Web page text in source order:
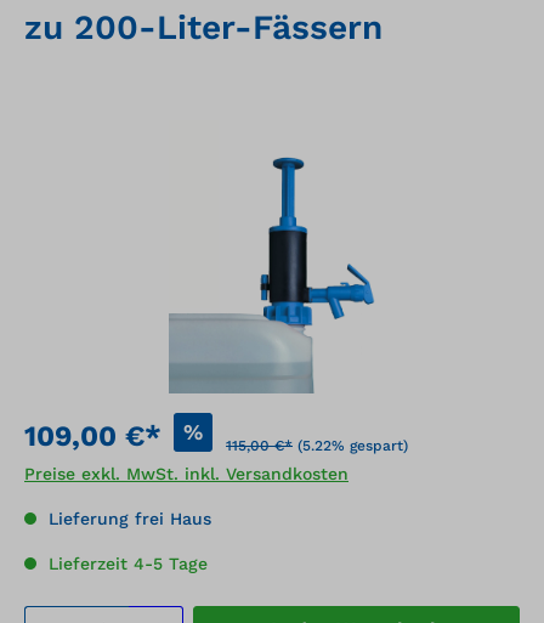
zu 200-Liter-Fässern
109,00 €* %
115,00 €* (5.22% gespart)
Preise exkl. MwSt. inkl. Versandkosten
Lieferung frei Haus
Lieferzeit 4-5 Tage